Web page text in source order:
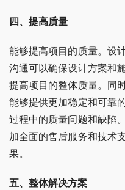
四、提高质量
能够提高项目的质量。设
沟通可以确保设计方案和
提高项目的整体质量。同
能够提供更加稳定和可靠
过程中的质量问题和缺陷
加全面的售后服务和技术
果。
五、整体解决方案